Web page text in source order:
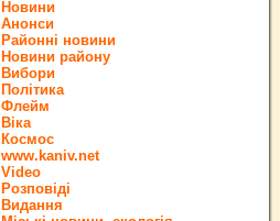
Новини
Анонси
Районні новини
Новини району
Вибори
Політика
Флейм
Віка
Космос
www.kaniv.net
Video
Розповіді
Видання